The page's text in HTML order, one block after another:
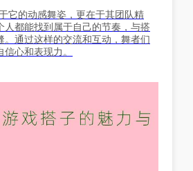
它的动感舞姿，更在于其团队精
人都能找到属于自己的节奏，与搭
。通过这样的交流和互动，舞者们
心和表现力。